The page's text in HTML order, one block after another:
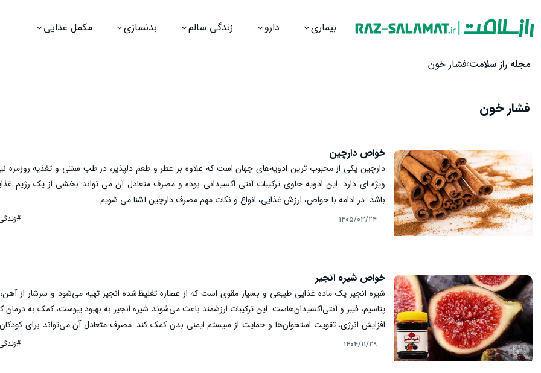
پرش به محتوا
بیماری دارو زندگی سالم بدنسازی مکمل غذایی
مجله راز سلامت فشار خون
فشار خون
خواص دارچین
دارچین یکی از محبوب‌ ترین ادویه‌های جهان است که علاوه بر عطر و طعم دلپذیر، در طب سنتی و تغذیه روزمره
ویژه ‌ای دارد. این ادویه حاوی ترکیبات آنتی‌ اکسیدانی بوده و مصرف متعادل آن می‌ تواند بخشی از یک رژیم
باشد. در ادامه با خواص، ارزش غذایی، انواع و نکات مهم مصرف دارچین آشنا می ‌شویم.
۱۴۰۵/۰۳/۲۴
خواص شیره انجیر
شیره انجیر یک ماده غذایی طبیعی و بسیار مقوی است که از عصاره تغلیظ‌شده انجیر تهیه می‌شود و سرشار از
پتاسیم، فیبر و آنتی‌اکسیدان‌هاست. این ترکیبات ارزشمند باعث می‌شوند شیره انجیر به بهبود یبوست، کمک به درمان
افزایش انرژی، تقویت استخوان‌ها و حمایت از سیستم ایمنی بدن کمک کند. مصرف متعادل آن می‌تواند برای
رشد، زنان، سالمندان و افرادی که دچار ضعف بدنی هستند مفید باشد، اما به دلیل قند طبیعی بالا باید در حد متعادل
۱۴۰۴/۱۱/۲۹